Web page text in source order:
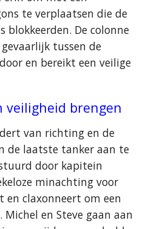
te verplaatsen die de
blokkeerden. De colonne
tussen de
en bereikt een veilige
veiligheid brengen
van richting en de
de laatste tanker aan te
door kapitein
minachting voor
en claxonneert om een
en Steve gaan aan